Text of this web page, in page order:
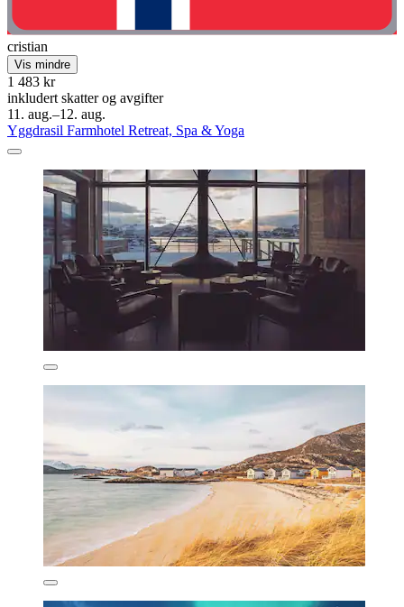
cristian
Vis mindre
1 483 kr
inkludert skatter og avgifter
11. aug.–12. aug.
Yggdrasil Farmhotel Retreat, Spa & Yoga